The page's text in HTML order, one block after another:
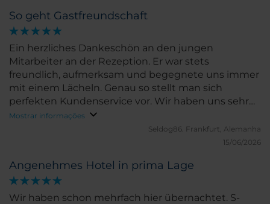
So geht Gastfreundschaft
Ein herzliches Dankeschön an den jungen
Mitarbeiter an der Rezeption. Er war stets
freundlich, aufmerksam und begegnete uns immer
mit einem Lächeln. Genau so stellt man sich
perfekten Kundenservice vor. Wir haben uns sehr
willkommen gefühlt und kommen gerne wieder
Mostrar informações
Seldog86.
Frankfurt, Alemanha
15/06/2026
Angenehmes Hotel in prima Lage
Wir haben schon mehrfach hier übernachtet. S-